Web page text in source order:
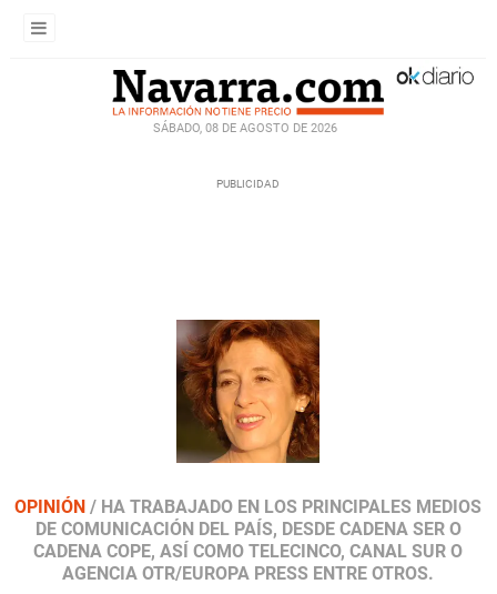
SÁBADO, 08 DE AGOSTO DE 2026
OPINIÓN / HA TRABAJADO EN LOS PRINCIPALES MEDIOS
DE COMUNICACIÓN DEL PAÍS, DESDE CADENA SER O
CADENA COPE, ASÍ COMO TELECINCO, CANAL SUR O
AGENCIA OTR/EUROPA PRESS ENTRE OTROS.